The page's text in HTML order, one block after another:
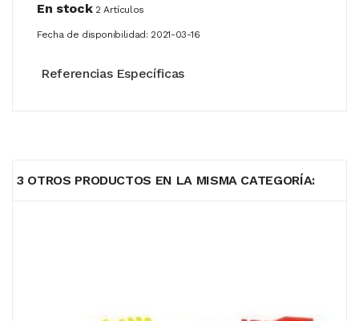
En stock 2 Artículos
Fecha de disponibilidad: 2021-03-16
Referencias Específicas
3 OTROS PRODUCTOS EN LA MISMA CATEGORÍA: